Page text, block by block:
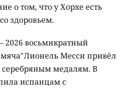
о том, что у Хорхе есть
здоровьем.
2026 восьмикратный
мяча"Лионель Месси привёл
медалям. В
испанцам с